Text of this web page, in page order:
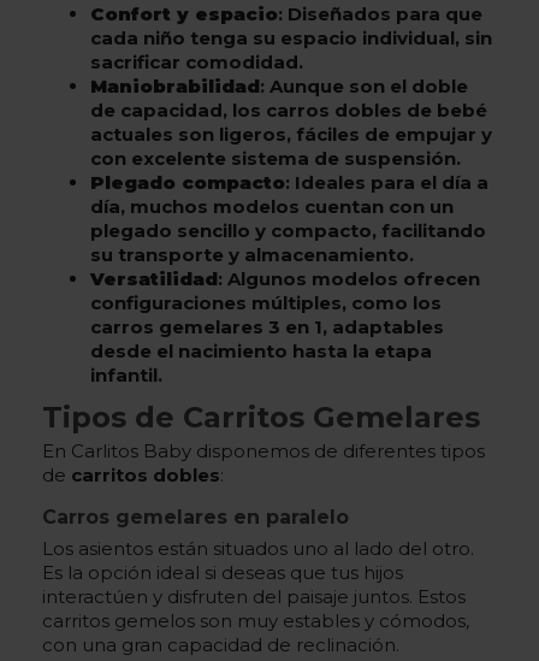
Confort y espacio: Diseñados para que
cada niño tenga su espacio individual, sin
sacrificar comodidad.
Maniobrabilidad: Aunque son el doble
de capacidad, los carros dobles de bebé
actuales son ligeros, fáciles de empujar y
con excelente sistema de suspensión.
Plegado compacto: Ideales para el día a
día, muchos modelos cuentan con un
plegado sencillo y compacto, facilitando
su transporte y almacenamiento.
Versatilidad: Algunos modelos ofrecen
configuraciones múltiples, como los
carros gemelares 3 en 1, adaptables
desde el nacimiento hasta la etapa
infantil.
Tipos de Carritos Gemelares
En Carlitos Baby disponemos de diferentes tipos
de carritos dobles:
Carros gemelares en paralelo
Los asientos están situados uno al lado del otro.
Es la opción ideal si deseas que tus hijos
interactúen y disfruten del paisaje juntos. Estos
carritos gemelos son muy estables y cómodos,
con una gran capacidad de reclinación.